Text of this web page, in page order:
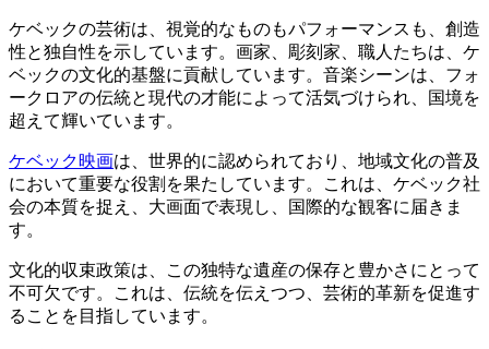
ケベックの芸術は、視覚的なものもパフォーマンスも、創造
性と独自性を示しています。画家、彫刻家、職人たちは、ケ
ベックの文化的基盤に貢献しています。音楽シーンは、フォ
ークロアの伝統と現代の才能によって活気づけられ、国境を
超えて輝いています。
ケベック映画は、世界的に認められており、地域文化の普及
において重要な役割を果たしています。これは、ケベック社
会の本質を捉え、大画面で表現し、国際的な観客に届きま
す。
文化的収束政策は、この独特な遺産の保存と豊かさにとって
不可欠です。これは、伝統を伝えつつ、芸術的革新を促進す
ることを目指しています。